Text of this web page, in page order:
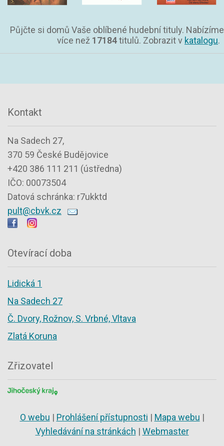
Půjčte si domů Vaše oblíbené hudební tituly. Nabízíme
více než 17184titulů. Zobrazit v katalogu.
Kontakt
Na Sadech 27,
370 59 České Budějovice
+420 386 111 211 (ústředna)
IČO: 00073504
Datová schránka: r7ukktd
pult@cbvk.cz
Otevírací doba
Lidická 1
Na Sadech 27
Č. Dvory, Rožnov, S. Vrbné, Vltava
Zlatá Koruna
Zřizovatel
O webu | Prohlášení přístupnosti | Mapa webu |
Vyhledávání na stránkách | Webmaster